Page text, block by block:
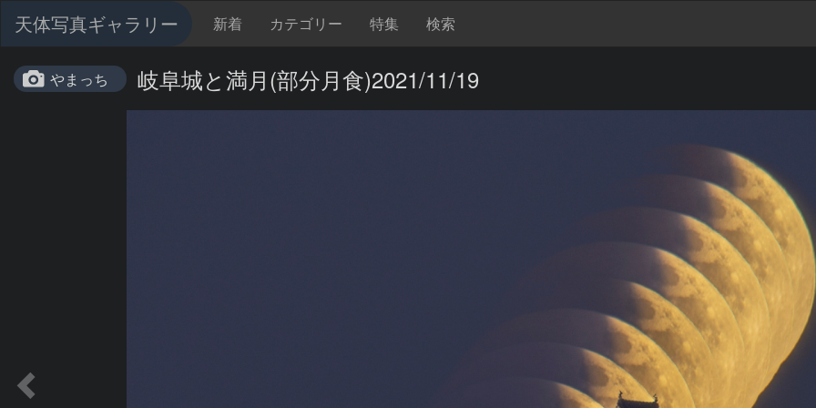
天体写真ギャラリー 新着 カテゴリー 特集 検索
やまっち 岐阜城と満月(部分月食)2021/11/19